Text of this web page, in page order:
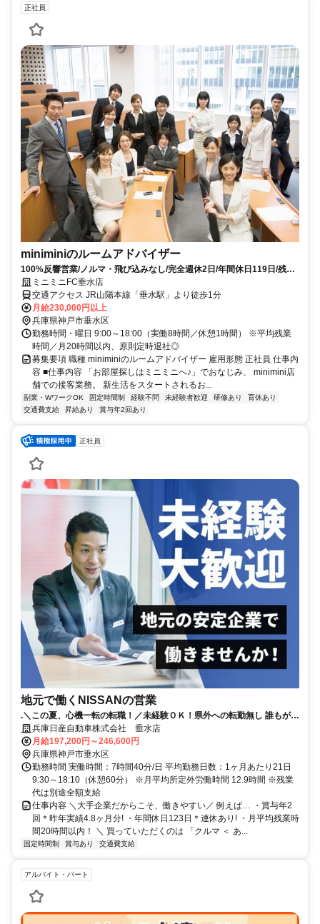
正社員
miniminiのルームアドバイザー
100%反響営業/ノルマ・飛び込みなし/完全週休2日/年間休日119日/残業
月20h以下/転勤なし
ミニミニFC垂水店
交通アクセス JR山陽本線「垂水駅」より徒歩1分
月給230,000円以上
兵庫県神戸市垂水区
勤務時間・曜日 9:00～18:00（実働8時間／休憩1時間） ※平均残業
時間／月20時間以内、原則定時退社◎
募集要項 職種 miniminiのルームアドバイザー 雇用形態 正社員 仕事内
容 ■仕事内容 「お部屋探しはミニミニへ♪」でおなじみ、 minimini店
舗での接客業務。 新生活をスタートされるお...
副業・WワークOK 固定時間制 経験不問 未経験者歓迎 研修あり
育休あり
交通費支給
昇給あり 賞与年2回あり
正社員
地元で働くNISSANの営業
.＼この夏、心機一転の転職！／未経験ＯＫ！県外への転勤無し 誰もが知
る安心な会社！賞与4.8か月分（昨年実績）｜年間休日123日
兵庫日産自動車株式会社 垂水店
月給197,200円～246,600円
兵庫県神戸市垂水区
勤務時間 実働時間：7時間40分/日 平均勤務日数：1ヶ月あたり21日
9:30～18:10（休憩60分） ※月平均所定外労働時間 12.9時間 ※残業
代は別途全額支給
仕事内容 ＼大手企業だからこそ、働きやすい／ 例えば… ・賞与年2
回＊昨年実績4.8ヶ月分! ・年間休日123日＊連休あり! ・月平均残業時
間20時間以内！ ＼ 買っていただくのは 「クルマ ＜ あ...
固定時間制 賞与あり 交通費支給
アルバイト・パート